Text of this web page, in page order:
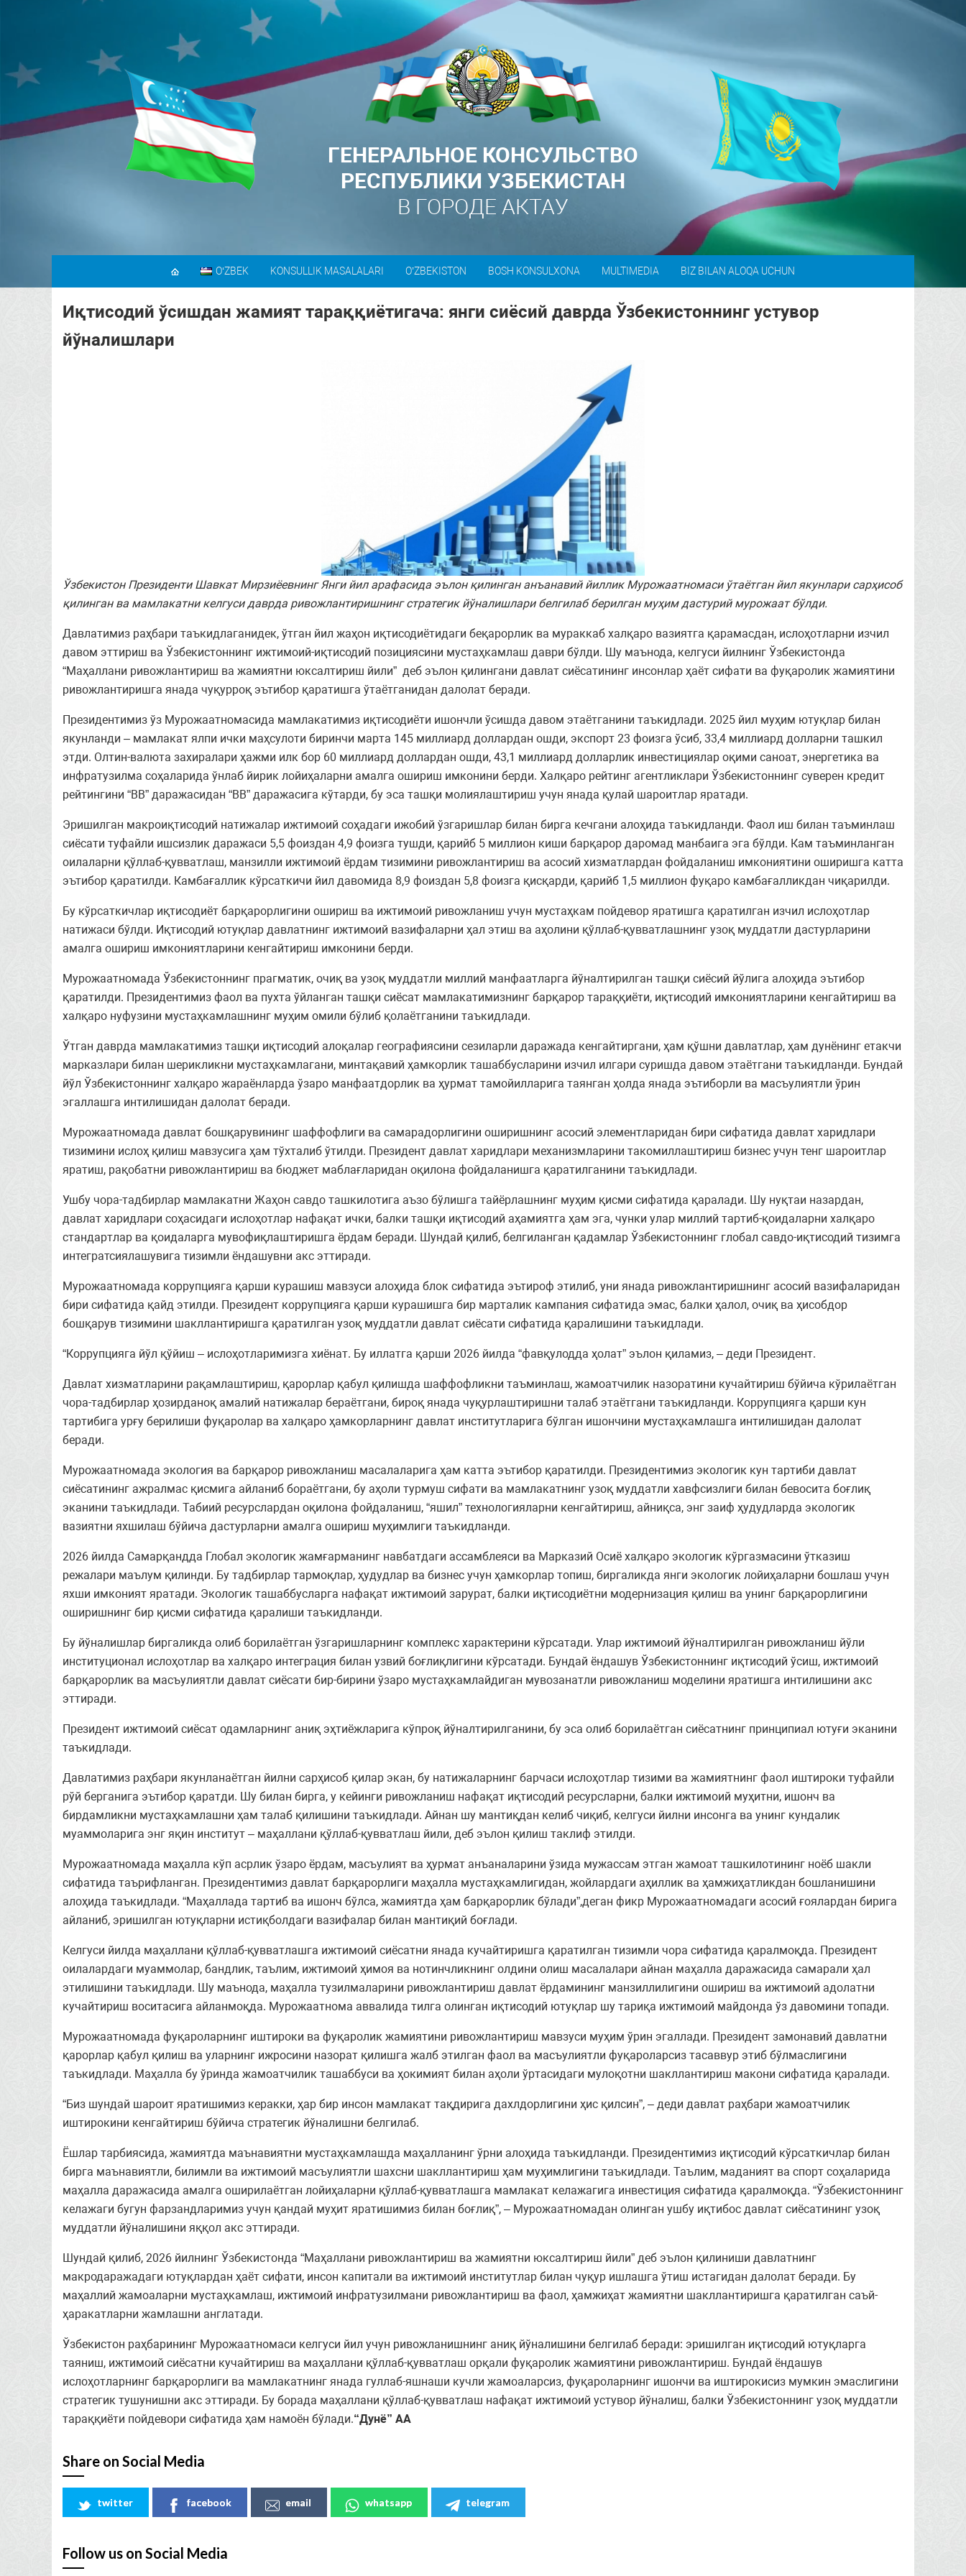
ГЕНЕРАЛЬНОЕ КОНСУЛЬСТВО
РЕСПУБЛИКИ УЗБЕКИСТАН
В ГОРОДЕ АКТАУ
OʻZBEK KONSULLIK MASALALARI O’ZBEKISTON BOSH KONSULXONA MULTIMEDIA BIZ BILAN ALOQA UCHUN
Иқтисодий ўсишдан жамият тараққиётигача: янги сиёсий даврда Ўзбекистоннинг устувор
йўналишлари
Ўзбекистон Президенти Шавкат Мирзиёевнинг Янги йил арафасида эълон қилинган анъанавий йиллик Мурожаатномаси ўтаётган йил якунлари сарҳисоб
қилинган ва мамлакатни келгуси даврда ривожлантиришнинг стратегик йўналишлари белгилаб берилган муҳим дастурий мурожаат бўлди.
Давлатимиз раҳбари таъкидлаганидек, ўтган йил жаҳон иқтисодиётидаги беқарорлик ва мураккаб халқаро вазиятга қарамасдан, ислоҳотларни изчил
давом эттириш ва Ўзбекистоннинг ижтимоий-иқтисодий позициясини мустаҳкамлаш даври бўлди. Шу маънода, келгуси йилнинг Ўзбекистонда
“Маҳаллани ривожлантириш ва жамиятни юксалтириш йили” деб эълон қилингани давлат сиёсатининг инсонлар ҳаёт сифати ва фуқаролик жамиятини
ривожлантиришга янада чуқурроқ эътибор қаратишга ўтаётганидан далолат беради.
Президентимиз ўз Мурожаатномасида мамлакатимиз иқтисодиёти ишончли ўсишда давом этаётганини таъкидлади. 2025 йил муҳим ютуқлар билан
якунланди – мамлакат ялпи ички маҳсулоти биринчи марта 145 миллиард доллардан ошди, экспорт 23 фоизга ўсиб, 33,4 миллиард долларни ташкил
этди. Олтин-валюта захиралари ҳажми илк бор 60 миллиард доллардан ошди, 43,1 миллиард долларлик инвестициялар оқими саноат, энергетика ва
инфратузилма соҳаларида ўнлаб йирик лойиҳаларни амалга ошириш имконини берди. Халқаро рейтинг агентликлари Ўзбекистоннинг суверен кредит
рейтингини “ВВ” даражасидан “ВВ” даражасига кўтарди, бу эса ташқи молиялаштириш учун янада қулай шароитлар яратади.
Эришилган макроиқтисодий натижалар ижтимоий соҳадаги ижобий ўзгаришлар билан бирга кечгани алоҳида таъкидланди. Фаол иш билан таъминлаш
сиёсати туфайли ишсизлик даражаси 5,5 фоиздан 4,9 фоизга тушди, қарийб 5 миллион киши барқарор даромад манбаига эга бўлди. Кам таъминланган
оилаларни қўллаб-қувватлаш, манзилли ижтимоий ёрдам тизимини ривожлантириш ва асосий хизматлардан фойдаланиш имкониятини оширишга катта
эътибор қаратилди. Камбағаллик кўрсаткичи йил давомида 8,9 фоиздан 5,8 фоизга қисқарди, қарийб 1,5 миллион фуқаро камбағалликдан чиқарилди.
Бу кўрсаткичлар иқтисодиёт барқарорлигини ошириш ва ижтимоий ривожланиш учун мустаҳкам пойдевор яратишга қаратилган изчил ислоҳотлар
натижаси бўлди. Иқтисодий ютуқлар давлатнинг ижтимоий вазифаларни ҳал этиш ва аҳолини қўллаб-қувватлашнинг узоқ муддатли дастурларини
амалга ошириш имкониятларини кенгайтириш имконини берди.
Мурожаатномада Ўзбекистоннинг прагматик, очиқ ва узоқ муддатли миллий манфаатларга йўналтирилган ташқи сиёсий йўлига алоҳида эътибор
қаратилди. Президентимиз фаол ва пухта ўйланган ташқи сиёсат мамлакатимизнинг барқарор тараққиёти, иқтисодий имкониятларини кенгайтириш ва
халқаро нуфузини мустаҳкамлашнинг муҳим омили бўлиб қолаётганини таъкидлади.
Ўтган даврда мамлакатимиз ташқи иқтисодий алоқалар географиясини сезиларли даражада кенгайтиргани, ҳам қўшни давлатлар, ҳам дунёнинг етакчи
марказлари билан шерикликни мустаҳкамлагани, минтақавий ҳамкорлик ташаббусларини изчил илгари суришда давом этаётгани таъкидланди. Бундай
йўл Ўзбекистоннинг халқаро жараёнларда ўзаро манфаатдорлик ва ҳурмат тамойилларига таянган ҳолда янада эътиборли ва масъулиятли ўрин
эгаллашга интилишидан далолат беради.
Мурожаатномада давлат бошқарувининг шаффофлиги ва самарадорлигини оширишнинг асосий элементларидан бири сифатида давлат харидлари
тизимини ислоҳ қилиш мавзусига ҳам тўхталиб ўтилди. Президент давлат харидлари механизмларини такомиллаштириш бизнес учун тенг шароитлар
яратиш, рақобатни ривожлантириш ва бюджет маблағларидан оқилона фойдаланишга қаратилганини таъкидлади.
Ушбу чора-тадбирлар мамлакатни Жаҳон савдо ташкилотига аъзо бўлишга тайёрлашнинг муҳим қисми сифатида қаралади. Шу нуқтаи назардан,
давлат харидлари соҳасидаги ислоҳотлар нафақат ички, балки ташқи иқтисодий аҳамиятга ҳам эга, чунки улар миллий тартиб-қоидаларни халқаро
стандартлар ва қоидаларга мувофиқлаштиришга ёрдам беради. Шундай қилиб, белгиланган қадамлар Ўзбекистоннинг глобал савдо-иқтисодий тизимга
интегратсиялашувига тизимли ёндашувни акс эттиради.
Мурожаатномада коррупцияга қарши курашиш мавзуси алоҳида блок сифатида эътироф этилиб, уни янада ривожлантиришнинг асосий вазифаларидан
бири сифатида қайд этилди. Президент коррупцияга қарши курашишга бир марталик кампания сифатида эмас, балки ҳалол, очиқ ва ҳисобдор
бошқарув тизимини шакллантиришга қаратилган узоқ муддатли давлат сиёсати сифатида қаралишини таъкидлади.
“Коррупцияга йўл қўйиш – ислоҳотларимизга хиёнат. Бу иллатга қарши 2026 йилда “фавқулодда ҳолат” эълон қиламиз, – деди Президент.
Давлат хизматларини рақамлаштириш, қарорлар қабул қилишда шаффофликни таъминлаш, жамоатчилик назоратини кучайтириш бўйича кўрилаётган
чора-тадбирлар ҳозирданоқ амалий натижалар бераётгани, бироқ янада чуқурлаштиришни талаб этаётгани таъкидланди. Коррупцияга қарши кун
тартибига урғу берилиши фуқаролар ва халқаро ҳамкорларнинг давлат институтларига бўлган ишончини мустаҳкамлашга интилишидан далолат
беради.
Мурожаатномада экология ва барқарор ривожланиш масалаларига ҳам катта эътибор қаратилди. Президентимиз экологик кун тартиби давлат
сиёсатининг ажралмас қисмига айланиб бораётгани, бу аҳоли турмуш сифати ва мамлакатнинг узоқ муддатли хавфсизлиги билан бевосита боғлиқ
эканини таъкидлади. Табиий ресурслардан оқилона фойдаланиш, “яшил” технологияларни кенгайтириш, айниқса, энг заиф ҳудудларда экологик
вазиятни яхшилаш бўйича дастурларни амалга ошириш муҳимлиги таъкидланди.
2026 йилда Самарқандда Глобал экологик жамғарманинг навбатдаги ассамблеяси ва Марказий Осиё халқаро экологик кўргазмасини ўтказиш
режалари маълум қилинди. Бу тадбирлар тармоқлар, ҳудудлар ва бизнес учун ҳамкорлар топиш, биргаликда янги экологик лойиҳаларни бошлаш учун
яхши имконият яратади. Экологик ташаббусларга нафақат ижтимоий зарурат, балки иқтисодиётни модернизация қилиш ва унинг барқарорлигини
оширишнинг бир қисми сифатида қаралиши таъкидланди.
Бу йўналишлар биргаликда олиб борилаётган ўзгаришларнинг комплекс характерини кўрсатади. Улар ижтимоий йўналтирилган ривожланиш йўли
институционал ислоҳотлар ва халқаро интеграция билан узвий боғлиқлигини кўрсатади. Бундай ёндашув Ўзбекистоннинг иқтисодий ўсиш, ижтимоий
барқарорлик ва масъулиятли давлат сиёсати бир-бирини ўзаро мустаҳкамлайдиган мувозанатли ривожланиш моделини яратишга интилишини акс
эттиради.
Президент ижтимоий сиёсат одамларнинг аниқ эҳтиёжларига кўпроқ йўналтирилганини, бу эса олиб борилаётган сиёсатнинг принципиал ютуғи эканини
таъкидлади.
Давлатимиз раҳбари якунланаётган йилни сарҳисоб қилар экан, бу натижаларнинг барчаси ислоҳотлар тизими ва жамиятнинг фаол иштироки туфайли
рўй берганига эътибор қаратди. Шу билан бирга, у кейинги ривожланиш нафақат иқтисодий ресурсларни, балки ижтимоий муҳитни, ишонч ва
бирдамликни мустаҳкамлашни ҳам талаб қилишини таъкидлади. Айнан шу мантиқдан келиб чиқиб, келгуси йилни инсонга ва унинг кундалик
муаммоларига энг яқин институт – маҳаллани қўллаб-қувватлаш йили, деб эълон қилиш таклиф этилди.
Мурожаатномада маҳалла кўп асрлик ўзаро ёрдам, масъулият ва ҳурмат анъаналарини ўзида мужассам этган жамоат ташкилотининг ноёб шакли
сифатида таърифланган. Президентимиз давлат барқарорлиги маҳалла мустаҳкамлигидан, жойлардаги аҳиллик ва ҳамжиҳатликдан бошланишини
алоҳида таъкидлади. “Маҳаллада тартиб ва ишонч бўлса, жамиятда ҳам барқарорлик бўлади”,деган фикр Мурожаатномадаги асосий ғоялардан бирига
айланиб, эришилган ютуқларни истиқболдаги вазифалар билан мантиқий боғлади.
Келгуси йилда маҳаллани қўллаб-қувватлашга ижтимоий сиёсатни янада кучайтиришга қаратилган тизимли чора сифатида қаралмоқда. Президент
оилалардаги муаммолар, бандлик, таълим, ижтимоий ҳимоя ва нотинчликнинг олдини олиш масалалари айнан маҳалла даражасида самарали ҳал
этилишини таъкидлади. Шу маънода, маҳалла тузилмаларини ривожлантириш давлат ёрдамининг манзиллилигини ошириш ва ижтимоий адолатни
кучайтириш воситасига айланмоқда. Мурожаатнома аввалида тилга олинган иқтисодий ютуқлар шу тариқа ижтимоий майдонда ўз давомини топади.
Мурожаатномада фуқароларнинг иштироки ва фуқаролик жамиятини ривожлантириш мавзуси муҳим ўрин эгаллади. Президент замонавий давлатни
қарорлар қабул қилиш ва уларнинг ижросини назорат қилишга жалб этилган фаол ва масъулиятли фуқароларсиз тасаввур этиб бўлмаслигини
таъкидлади. Маҳалла бу ўринда жамоатчилик ташаббуси ва ҳокимият билан аҳоли ўртасидаги мулоқотни шакллантириш макони сифатида қаралади.
“Биз шундай шароит яратишимиз керакки, ҳар бир инсон мамлакат тақдирига дахлдорлигини ҳис қилсин”, – деди давлат раҳбари жамоатчилик
иштирокини кенгайтириш бўйича стратегик йўналишни белгилаб.
Ёшлар тарбиясида, жамиятда маънавиятни мустаҳкамлашда маҳалланинг ўрни алоҳида таъкидланди. Президентимиз иқтисодий кўрсаткичлар билан
бирга маънавиятли, билимли ва ижтимоий масъулиятли шахсни шакллантириш ҳам муҳимлигини таъкидлади. Таълим, маданият ва спорт соҳаларида
маҳалла даражасида амалга оширилаётган лойиҳаларни қўллаб-қувватлашга мамлакат келажагига инвестиция сифатида қаралмоқда. “Ўзбекистоннинг
келажаги бугун фарзандларимиз учун қандай муҳит яратишимиз билан боғлиқ”, – Мурожаатномадан олинган ушбу иқтибос давлат сиёсатининг узоқ
муддатли йўналишини яққол акс эттиради.
Шундай қилиб, 2026 йилнинг Ўзбекистонда “Маҳаллани ривожлантириш ва жамиятни юксалтириш йили” деб эълон қилиниши давлатнинг
макродаражадаги ютуқлардан ҳаёт сифати, инсон капитали ва ижтимоий институтлар билан чуқур ишлашга ўтиш истагидан далолат беради. Бу
маҳаллий жамоаларни мустаҳкамлаш, ижтимоий инфратузилмани ривожлантириш ва фаол, ҳамжиҳат жамиятни шакллантиришга қаратилган саъй-
ҳаракатларни жамлашни англатади.
Ўзбекистон раҳбарининг Мурожаатномаси келгуси йил учун ривожланишнинг аниқ йўналишини белгилаб беради: эришилган иқтисодий ютуқларга
таяниш, ижтимоий сиёсатни кучайтириш ва маҳаллани қўллаб-қувватлаш орқали фуқаролик жамиятини ривожлантириш. Бундай ёндашув
ислоҳотларнинг барқарорлиги ва мамлакатнинг янада гуллаб-яшнаши кучли жамоаларсиз, фуқароларнинг ишончи ва иштирокисиз мумкин эмаслигини
стратегик тушунишни акс эттиради. Бу борада маҳаллани қўллаб-қувватлаш нафақат ижтимоий устувор йўналиш, балки Ўзбекистоннинг узоқ муддатли
тараққиёти пойдевори сифатида ҳам намоён бўлади.“Дунё” АА
Share on Social Media
twitter facebook email whatsapp telegram
Follow us on Social Media